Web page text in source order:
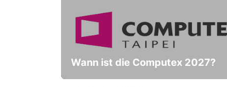
Wann ist die Computex 2027?